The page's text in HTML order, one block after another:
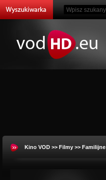
Kino VOD >> Filmy >> Familijne